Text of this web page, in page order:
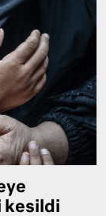
kesildi